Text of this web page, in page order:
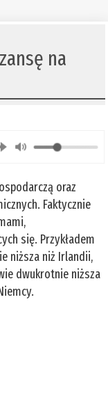
na
oraz
Faktycznie
się. Przykładem
niższa niż Irlandii,
dwukrotnie niższa